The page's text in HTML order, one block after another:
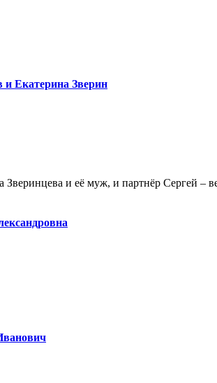
и Екатерина Зверин
Зверинцева и её муж, и партнёр Сергей –